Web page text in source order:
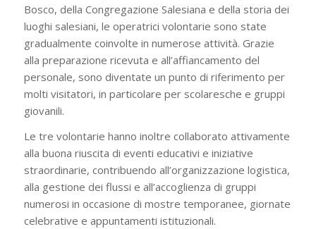
Bosco, della Congregazione Salesiana e della storia dei
luoghi salesiani, le operatrici volontarie sono state
gradualmente coinvolte in numerose attività. Grazie
alla preparazione ricevuta e all’affiancamento del
personale, sono diventate un punto di riferimento per
molti visitatori, in particolare per scolaresche e gruppi
giovanili.
Le tre volontarie hanno inoltre collaborato attivamente
alla buona riuscita di eventi educativi e iniziative
straordinarie, contribuendo all’organizzazione logistica,
alla gestione dei flussi e all’accoglienza di gruppi
numerosi in occasione di mostre temporanee, giornate
celebrative e appuntamenti istituzionali.